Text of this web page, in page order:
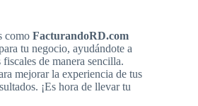
como FacturandoRD.com
tu negocio, ayudándote a
de manera sencilla.
mejorar la experiencia de tus
¡Es hora de llevar tu